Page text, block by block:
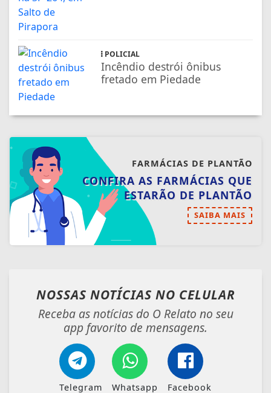
POLICIAL
Incêndio destrói ônibus
fretado em Piedade
FARMÁCIAS DE PLANTÃO
CONFIRA AS FARMÁCIAS QUE
ESTARÃO DE PLANTÃO
SAIBA MAIS
NOSSAS NOTÍCIAS NO CELULAR
Receba as notícias do O Relato no seu
app favorito de mensagens.
Telegram Whatsapp Facebook